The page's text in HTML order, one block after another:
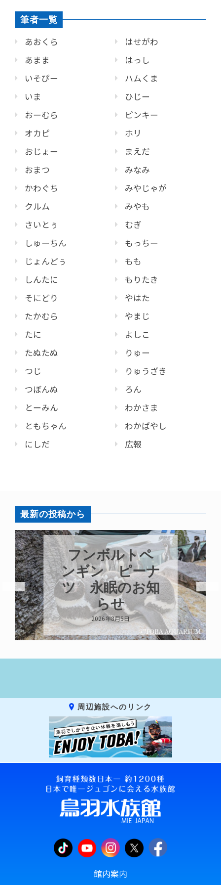
筆者一覧
あおくら
あまま
いそぴー
いま
おーむら
オカピ
おじょー
おまつ
かわぐち
クルム
さいとぅ
しゅーちん
じょんどぅ
しんたに
そにどり
たかむら
たに
たぬたぬ
つじ
つぼんぬ
とーみん
ともちゃん
にしだ
はせがわ
はっし
ハムくま
ひじー
ピンキー
ホリ
まえだ
みなみ
みやじゃが
みやも
むぎ
もっちー
もも
もりたき
やはた
やまじ
よしこ
りゅー
りゅうざき
ろん
わかさま
わかばやし
広報
最新の投稿から
竹島水族館【ラ
ブ】の出産
2026年8月3日
周辺施設へのリンク
館内案内